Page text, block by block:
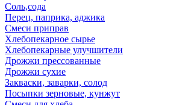
Соль,сода
Перец, паприка, аджика
Смеси приправ
Хлебопекарное сырье
Хлебопекарные улучшители
Дрожжи прессованные
Дрожжи сухие
Закваски, заварки, солод
Посыпки зерновые, кунжут